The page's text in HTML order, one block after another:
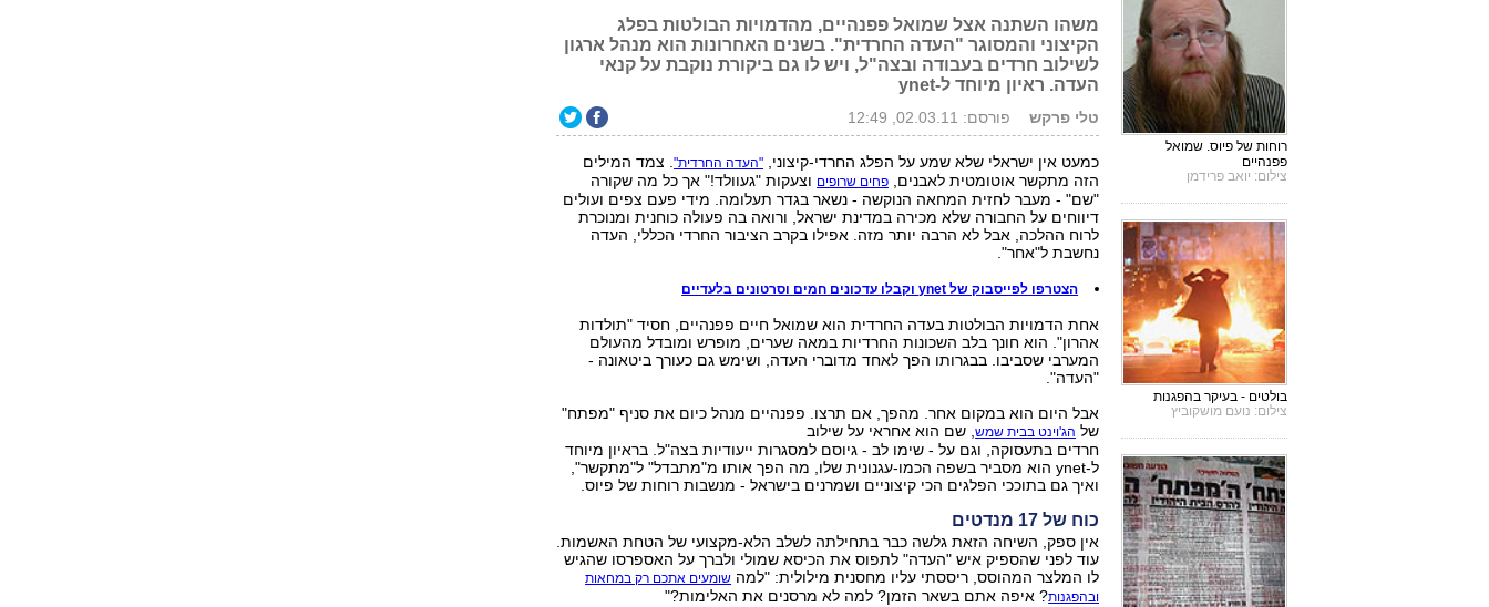
משהו השתנה אצל שמואל פפנהיים, מהדמויות הבולטות בפלג
הקיצוני והמסוגר "העדה החרדית". בשנים האחרונות הוא מנהל ארגון
לשילוב חרדים בעבודה ובצה"ל, ויש לו גם ביקורת נוקבת על קנאי
העדה. ראיון מיוחד ל-ynet
טלי פרקש פורסם: 02.03.11, 12:49
כמעט אין ישראלי שלא שמע על הפלג החרדי-קיצוני, "העדה החרדית". צמד המילים
הזה מתקשר אוטומטית לאבנים, פחים שרופים וצעקות "געוולד!" אך כל מה שקורה
"שם" - מעבר לחזית המחאה הנוקשה - נשאר בגדר תעלומה. מידי פעם צפים ועולים
דיווחים על החבורה שלא מכירה במדינת ישראל, ורואה בה פעולה כוחנית ומנוכרת
לרוח ההלכה, אבל לא הרבה יותר מזה. אפילו בקרב הציבור החרדי הכללי, העדה
נחשבת ל"אחר".
הצטרפו לפייסבוק של ynet וקבלו עדכונים חמים וסרטונים בלעדיים
אחת הדמויות הבולטות בעדה החרדית הוא שמואל חיים פפנהיים, חסיד "תולדות
אהרון". הוא חונך בלב השכונות החרדיות במאה שערים, מופרש ומובדל מהעולם
המערבי שסביבו. בבגרותו הפך לאחד מדוברי העדה, ושימש גם כעורך ביטאונה -
"העדה".
אבל היום הוא במקום אחר. מהפך, אם תרצו. פפנהיים מנהל כיום את סניף "מפתח"
של הג'וינט בבית שמש, שם הוא אחראי על שילוב
חרדים בתעסוקה, וגם על - שימו לב - גיוסם למסגרות ייעודיות בצה"ל. בראיון מיוחד
ל-ynet הוא מסביר בשפה הכמו-עגנונית שלו, מה הפך אותו מ"מתבדל" ל"מתקשר",
ואיך גם בתוככי הפלגים הכי קיצוניים ושמרנים בישראל - מנשבות רוחות של פיוס.
כוח של 17 מנדטים
אין ספק, השיחה הזאת גלשה כבר בתחילתה לשלב הלא-מקצועי של הטחת האשמות.
עוד לפני שהספיק איש "העדה" לתפוס את הכיסא שמולי ולברך על האספרסו שהגיש
לו המלצר המהוסס, ריססתי עליו מחסנית מילולית: "למה שומעים אתכם רק במחאות
ובהפגנות? איפה אתם בשאר הזמן? למה לא מרסנים את האלימות?"
רוחות של פיוס. שמואל
פפנהיים
צילום: יואב פרידמן
בולטים - בעיקר בהפגנות
צילום: נועם מושקוביץ